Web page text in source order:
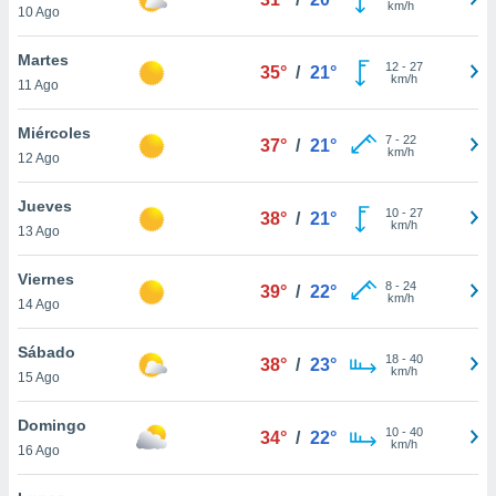
y
más
nuestra
y
de
disponible
cookies
10 Ago
km/h
Martes
11 Ago
35° / 21° 12- 27
km/h
Miércoles
12 Ago
37° / 21° 7- 22
km/h
Jueves
13 Ago
38° / 21° 10- 27
km/h
Viernes
14 Ago
39° / 22° 8- 24
km/h
Sábado
15 Ago
38° / 23° 18- 40
km/h
Domingo
16 Ago
34° / 22° 10- 40
km/h